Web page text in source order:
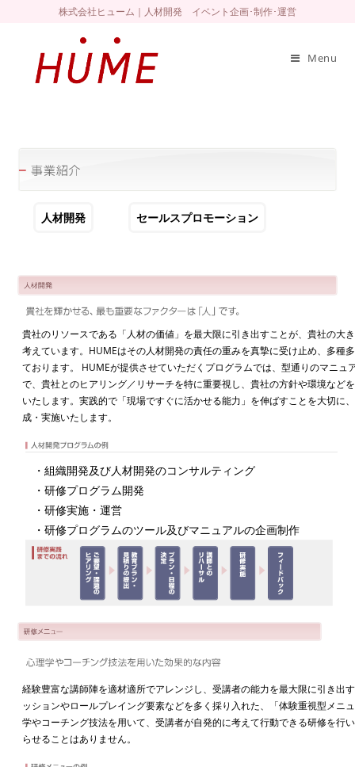
株式会社ヒューム｜人材開発 イベント企画･制作･運営
Menu
人材開発 セールスプロモーション
貴社のリソースである「人材の価値」を最大限に引き出すことが、貴社の大
考えています。HUMEはその人材開発の責任の重みを真摯に受け止め、多種
ております。 HUMEが提供させていただくプログラムでは、型通りのマニュ
で、貴社とのヒアリング／リサーチを特に重要視し、貴社の方針や環境など
いたします。実践的で「現場ですぐに活かせる能力」を伸ばすことを大切に
成・実施いたします。
・組織開発及び人材開発のコンサルティング
・研修プログラム開発
・研修実施・運営
・研修プログラムのツール及びマニュアルの企画制作
経験豊富な講師陣を適材適所でアレンジし、受講者の能力を最大限に引き出
ッションやロールプレイング要素などを多く採り入れた、「体験重視型メニ
学やコーチング技法を用いて、受講者が自発的に考えて行動できる研修を行
らせることはありません。